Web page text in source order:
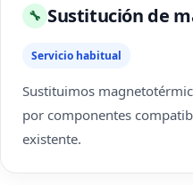
🔧 Sustitución de
Servicio habitual
Sustituimos
por componentes
existente.